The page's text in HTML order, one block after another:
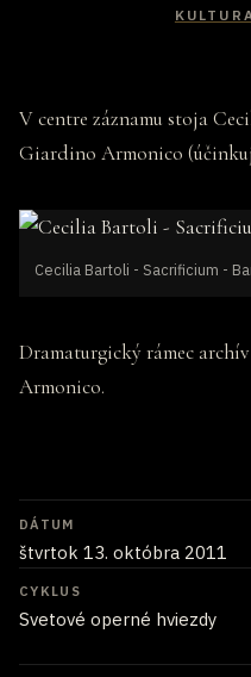
V centre záznamu stoja
Giardino Armonico
Cecilia Bartoli - Sacrificium -
Dramaturgický rámec
Armonico.
DÁTUM
štvrtok 13. októbra 2011
CYKLUS
Svetové operné hviezdy